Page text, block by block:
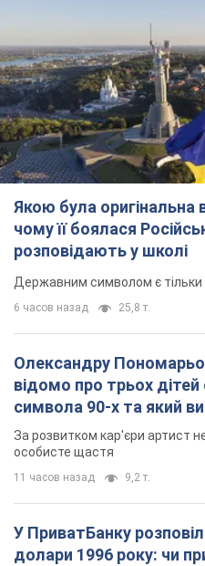
Якою була оригінальна
чому її боялася
розповідають у школі
Державним символом є тільки
6 часов назад 25,8 т.
Олександру
відомо про трьох дітей
символа 90-х та який
мають
За розвитком кар'єри артист
особисте щастя
11 часов назад 9,2 т.
У ПриватБанку
долари 1996 року: чи